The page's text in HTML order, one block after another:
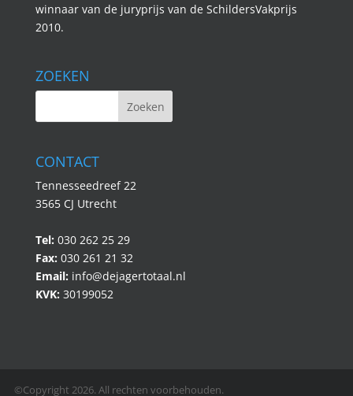
winnaar van de juryprijs van de SchildersVakprijs
2010.
ZOEKEN
CONTACT
Tennesseedreef 22
3565 CJ Utrecht
Tel: 030 262 25 29
Fax: 030 261 21 32
Email: info@dejagertotaal.nl
KVK: 30199052
©Copyright 2026. All rechten voorbehouden.